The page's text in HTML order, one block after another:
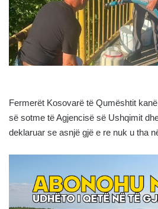
Fermerët Kosovarë të Qumështit
së sotme të Agjencisë së Ushqimit
deklaruar se asnjë gjë e re nuk u tha